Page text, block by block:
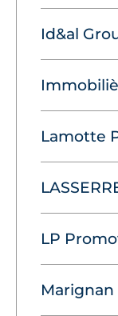
Id&al
Lamotte
LP
Marignan